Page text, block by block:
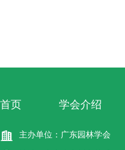
首页 学会介绍
主办单位：广东园林学会